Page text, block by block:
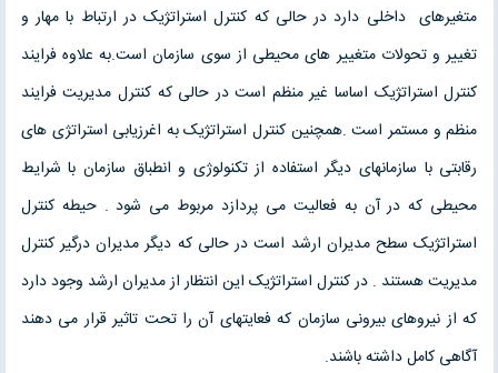
متغیرهای داخلی دارد در حالی که کنترل استراتژیک در ارتباط با مهار و
تغییر و تحولات متغییر های محیطی از سوی سازمان است.به علاوه فرایند
کنترل استراتژیک اساسا غیر منظم است در حالی که کنترل مدیریت فرایند
منظم و مستمر است .همچنین کنترل استراتژیک به اغرزیابی استراتژی های
رقابتی با سازمانهای دیگر استفاده از تکنولوژی و انطباق سازمان با شرایط
محیطی که در آن به فعالیت می پردازد مربوط می شود . حیطه کنترل
استراتژیک سطح مدیران ارشد است در حالی که دیگر مدیران درگیر کنترل
مدیریت هستند . در کنترل استراتژیک این انتظار از مدیران ارشد وجود دارد
که از نیروهای بیرونی سازمان که فعایتهای آن را تحت تاثیر قرار می دهند
آگاهی کامل داشته باشند.